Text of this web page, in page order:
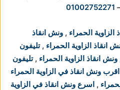
01002752271
الزاوية الحمراء , ونش انقاذ
انقاذ الزاوية الحمراء ,تليفون
انقاذ الزاوية الحمراء ,تليفون
اقرب ونش انقاذ في الزاوية الحمراء
, اسرع ونش انقاذ في الزاوية